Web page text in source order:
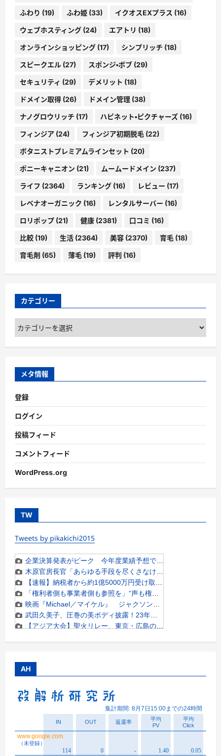
ふわり (19) ふわ姫 (33) イクオスEXプラス (16)
ウェブホスティング (24) エアトリ (18)
オンラインショッピング (17) シンプリッチ (18)
スピークエル (27) スポンジ・ボブ (29)
セキュリティ (29) デメリット (18)
ドメイン取得 (26) ドメイン管理 (38)
ナノグロウリッチ (17) ハピネット・ピクチャーズ (16)
フィンジア (24) フィンジア初期脱毛 (22)
ボタニストプレミアムラインセット (20)
ポニーキャニオン (21) ムームードメイン (237)
ライフ (2364) ランキング (16) レビュー (17)
レベナオーガニック (16) レンタルサーバー (16)
ロリポップ (21) 健康 (2381) 口コミ (16)
比較 (19) 生活 (2364) 美容 (2370) 育毛 (18)
育毛剤 (65) 薄毛 (19) 評判 (16)
カテゴリー
カ
テ
ゴ
ー
メタ情報
登録
ログイン
投稿フィード
コメントフィード
WordPress.org
TW
Tweets by pikakichi2015
AH